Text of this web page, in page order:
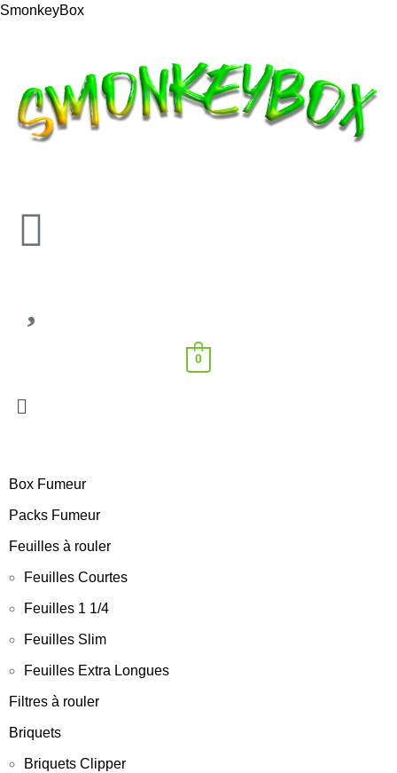
SmonkeyBox
0
Box Fumeur
Packs Fumeur
Feuilles à rouler
Feuilles Courtes
Feuilles 1 1/4
Feuilles Slim
Feuilles Extra Longues
Filtres à rouler
Briquets
Briquets Clipper